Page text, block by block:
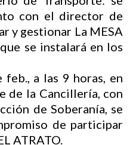
con el director de
y gestionar La MESA
se instalará en los
a las 9 horas, en
de la Cancillería, con
de Soberanía, se
de participar
ATRATO.